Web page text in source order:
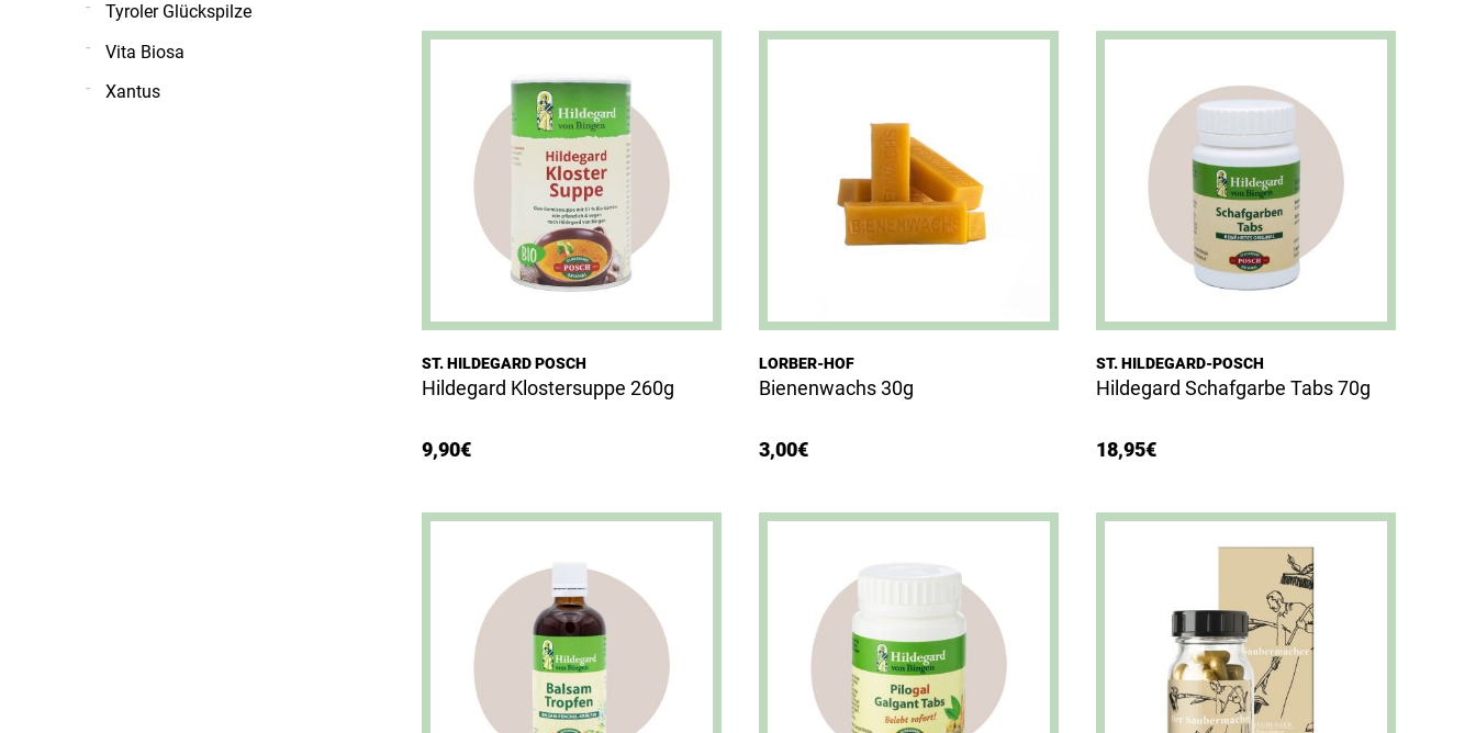
ST. HILDEGARD POSCH
Hildegard Klostersuppe 260g
9,90€
LORBER-HOF
Bienenwachs 30g
3,00€
ST. HILDEGARD-POSCH
Hildegard Schafgarbe Tabs 70g
18,95€
Dieses Produkt weist mehrere Varianten auf. Die Optionen können auf der Produktseite gewählt werden Dieses Produkt weist mehrere Varianten auf. Die Optionen können auf der Produktseite gewählt werden
Tyroler Glückspilze
Vita Biosa
Xantus